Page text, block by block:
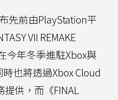
先前由PlayStation平
VII REMAKE
今年冬季進駐Xbox與
也將透過Xbox Cloud
供，而《FINAL